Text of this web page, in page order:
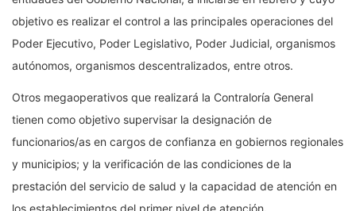
objetivo es realizar el control a las principales operaciones del
Poder Ejecutivo, Poder Legislativo, Poder Judicial, organismos
autónomos, organismos descentralizados, entre otros.
Otros megaoperativos que realizará la Contraloría General
tienen como objetivo supervisar la designación de
funcionarios/as en cargos de confianza en gobiernos regionales
y municipios; y la verificación de las condiciones de la
prestación del servicio de salud y la capacidad de atención en
los establecimientos del primer nivel de atención.